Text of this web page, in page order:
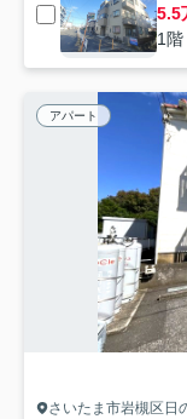
5.5
1
アパート
さいたま市岩槻区日